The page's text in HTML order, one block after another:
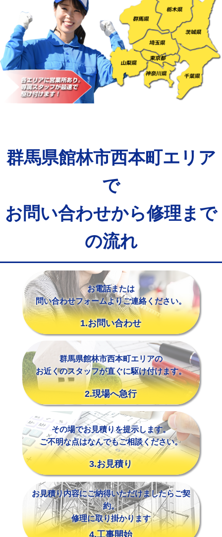
給水管工事※（塩ビ管（VP・HI）使
用（追加）/3ｍ超え)
+8,800円
給水管工事※（ライニング鋼管・銅
管・ポリ管・HT管使用/3ｍまで)
44,000円
給水管工事※（ライニング鋼管・銅
管・ポリ管・HT管使用/3ｍ超え)
+8,800円
マス交換（土の掘削・埋め戻し作業）
コンクリート斫り（厚さ10㎝まで） 27,500円
コンクリート斫り（厚さ10㎝超え）
モルタル補修（厚さ10㎝超え） 38,500円
※給水管工事は20mmまでの価格です。
群馬県館林市西本町エリア
で
お問い合わせから修理まで
の流れ
お電話または
問い合わせフォームよりご連絡ください。
1.お問い合わせ
群馬県館林市西本町エリアの
お近くのスタッフが直ぐに駆け付けます。
2.現場へ急行
その場でお見積りを提示します。
ご不明な点はなんでもご相談ください。
3.お見積り
お見積り内容にご納得いただけましたらご契
約。
修理に取り掛かります
4.工事開始